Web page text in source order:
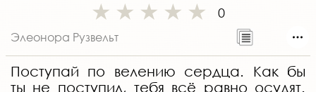
0
Элеонора Рузвельт
Поступай по велению сердца. Как бы
ты не поступил, тебя всё равно осудят.